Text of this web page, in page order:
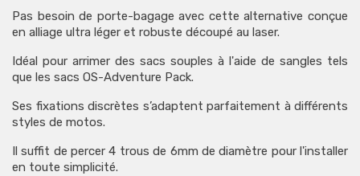
Pas besoin de porte-bagage avec cette alternative conçue
en alliage ultra léger et robuste découpé au laser.
Idéal pour arrimer des sacs souples à l'aide de sangles tels
que les sacs OS-Adventure Pack.
Ses fixations discrètes s’adaptent parfaitement à différents
styles de motos.
Il suffit de percer 4 trous de 6mm de diamètre pour l'installer
en toute simplicité.